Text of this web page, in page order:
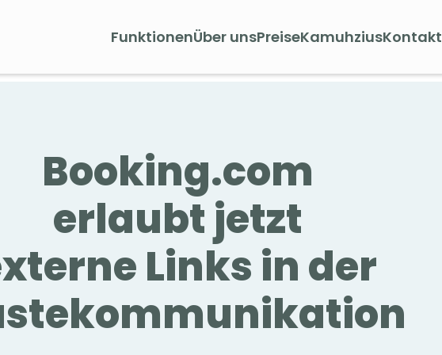
FunktionenÜber unsPreiseKamuhziusKontakt
Booking.com
erlaubt jetzt
Links in der